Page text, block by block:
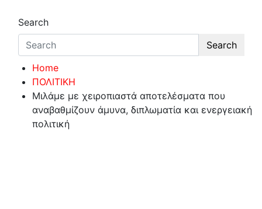
Search
Search
Home
ΠΟΛΙΤΙΚΗ
Μιλάμε με χειροπιαστά αποτελέσματα που
αναβαθμίζουν άμυνα, διπλωματία και ενεργειακή
πολιτική